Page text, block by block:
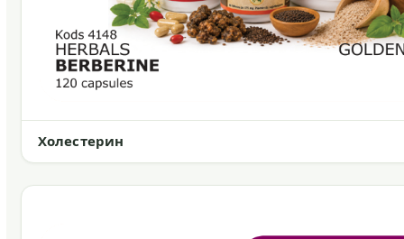
Холестерин